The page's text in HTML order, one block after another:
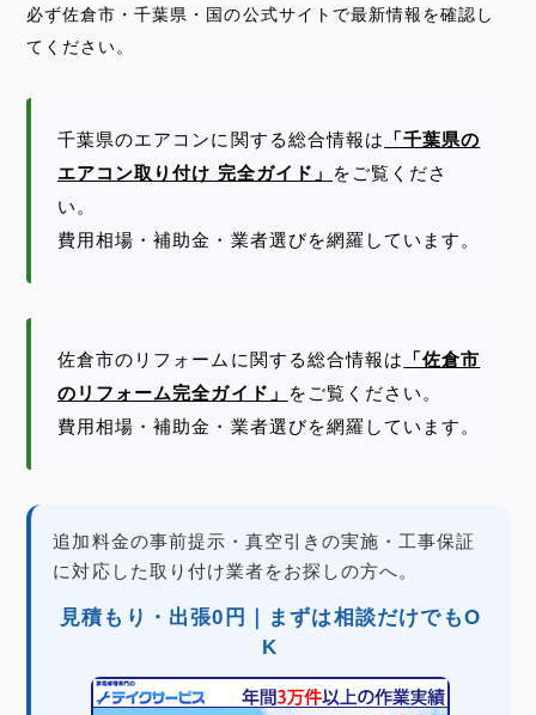
必ず佐倉市・千葉県・国の公式サイトで最新情報を確認し
てください。
千葉県のエアコンに関する総合情報は
「千葉県の
エアコン取り付け 完全ガイド」
をご覧くださ
い。
費用相場・補助金・業者選びを網羅しています。
佐倉市のリフォームに関する総合情報は
「佐倉市
のリフォーム完全ガイド」
をご覧ください。
費用相場・補助金・業者選びを網羅しています。
追加料金の事前提示・真空引きの実施・工事保証
に対応した取り付け業者をお探しの方へ。
見積もり・出張0円｜まずは相談だけでもO
K